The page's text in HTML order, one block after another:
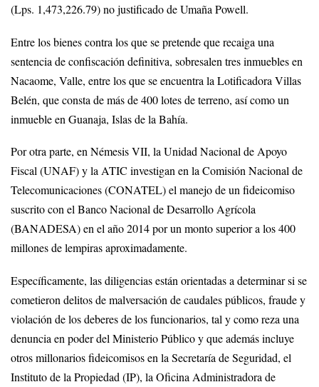
(Lps. 1,473,226.79) no justificado de Umaña Powell.
Entre los bienes contra los que se pretende que recaiga una
sentencia de confiscación definitiva, sobresalen tres inmuebles en
Nacaome, Valle, entre los que se encuentra la Lotificadora Villas
Belén, que consta de más de 400 lotes de terreno, así como un
inmueble en Guanaja, Islas de la Bahía.
Por otra parte, en Némesis VII, la Unidad Nacional de Apoyo
Fiscal (UNAF) y la ATIC investigan en la Comisión Nacional de
Telecomunicaciones (CONATEL) el manejo de un fideicomiso
suscrito con el Banco Nacional de Desarrollo Agrícola
(BANADESA) en el año 2014 por un monto superior a los 400
millones de lempiras aproximadamente.
Específicamente, las diligencias están orientadas a determinar si se
cometieron delitos de malversación de caudales públicos, fraude y
violación de los deberes de los funcionarios, tal y como reza una
denuncia en poder del Ministerio Público y que además incluye
otros millonarios fideicomisos en la Secretaría de Seguridad, el
Instituto de la Propiedad (IP), la Oficina Administradora de